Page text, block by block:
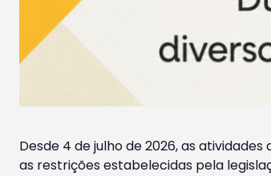
Desde 4 de julho de 2026, as
as restrições estabelecidas pela